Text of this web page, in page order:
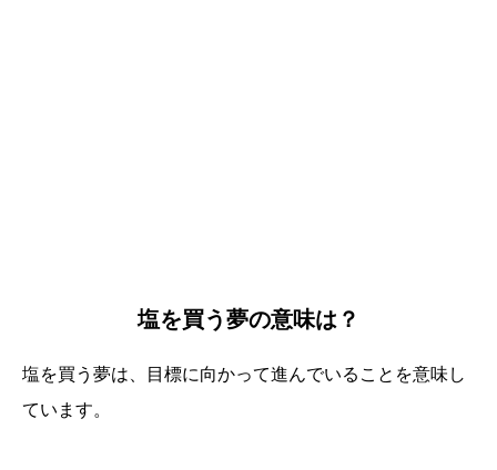
塩を買う夢の意味は？
塩を買う夢は、目標に向かって進んでいることを意味し
ています。